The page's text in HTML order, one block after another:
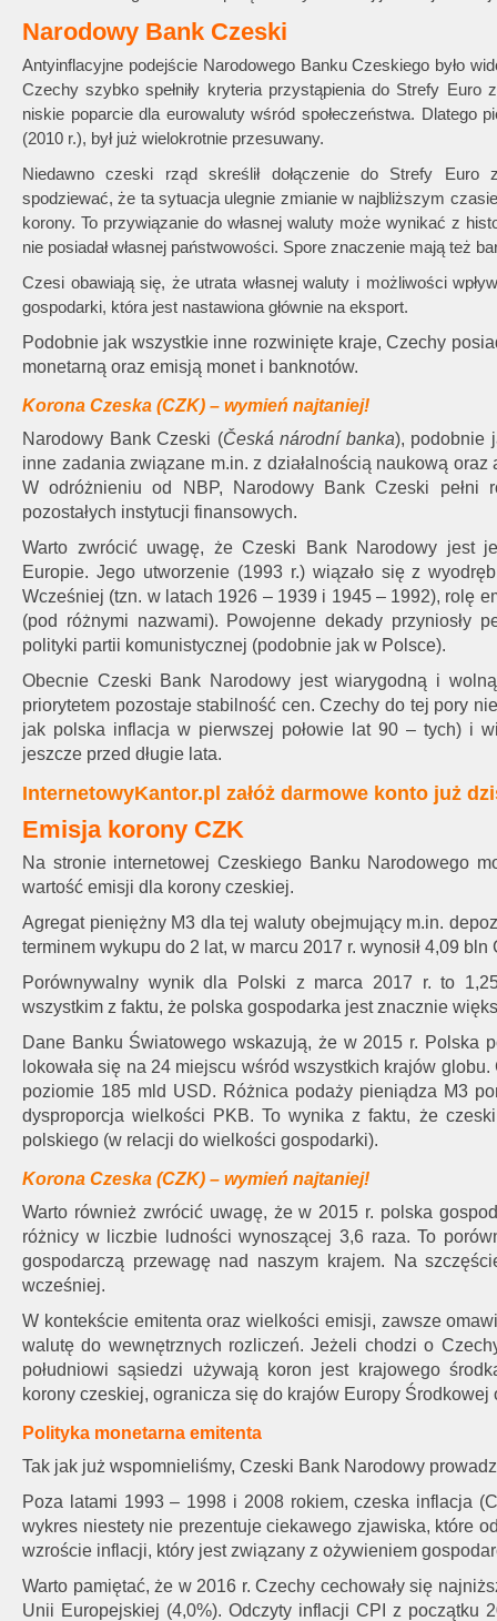
Narodowy Bank Czeski
Antyinflacyjne podejście Narodowego Banku Czeskiego było
Czechy szybko spełniły kryteria przystąpienia do Strefy Euro
niskie poparcie dla eurowaluty wśród społeczeństwa. Dlatego
(2010 r.), był już wielokrotnie przesuwany.
Niedawno czeski rząd skreślił dołączenie do Strefy Euro
spodziewać, że ta sytuacja ulegnie zmianie w najbliższym
korony. To przywiązanie do własnej waluty może wynikać z
nie posiadał własnej państwowości. Spore znaczenie mają też
Czesi obawiają się, że utrata własnej waluty i możliwości
gospodarki, która jest nastawiona głównie na eksport.
Podobnie jak wszystkie inne rozwinięte kraje, Czechy
monetarną oraz emisją monet i banknotów.
Korona Czeska (CZK) – wymień najtaniej!
Narodowy Bank Czeski (Česká národní banka), podobnie
inne zadania związane m.in. z działalnością naukową
W odróżnieniuod NBP, Narodowy Bank Czeski pełni
pozostałych instytucji finansowych.
Warto zwrócić uwagę, że Czeski Bank Narodowy jest
Europie. Jego utworzenie (1993 r.) wiązało się z
Wcześniej (tzn. w latach 1926 – 1939 i 1945 – 1992), rolę
(pod różnymi nazwami). Powojenne dekady przyniosły
polityki partii komunistycznej (podobnie jak w Polsce).
Obecnie Czeski Bank Narodowy jest wiarygodną i
priorytetem pozostaje stabilność cen. Czechy do tej pory
jak polska inflacja w pierwszej połowie lat 90 – tych) i
jeszcze przed długie lata.
InternetowyKantor.pl załóż darmowe konto już
Emisja korony CZK
Na stronie internetowej Czeskiego Banku Narodowego
wartość emisji dla korony czeskiej.
Agregat pieniężny M3 dla tej waluty obejmujący m.in.
terminem wykupu do 2 lat, w marcu 2017 r. wynosił 4,09 bln
Porównywalny wynik dla Polski z marca 2017 r. to
wszystkim z faktu, że polska gospodarka jest znacznie
Dane Banku Światowego wskazują, że w 2015 r. Polska
lokowała się na 24 miejscu wśród wszystkich krajów
poziomie 185 mld USD. Różnica podaży pieniądza M3
dysproporcja wielkości PKB. To wynika z faktu, że
polskiego (w relacji do wielkości gospodarki).
Korona Czeska (CZK) – wymień najtaniej!
Warto również zwrócić uwagę, że w 2015 r. polska
różnicy w liczbie ludności wynoszącej 3,6 raza. To
gospodarczą przewagę nad naszym krajem. Na
wcześniej.
W kontekście emitenta oraz wielkości emisji, zawsze
walutę do wewnętrznych rozliczeń. Jeżeli chodzi o
południowi sąsiedzi używają koron jest krajowego
korony czeskiej, ogranicza się do krajów Europy Środkowej
Polityka monetarna emitenta
Tak jak już wspomnieliśmy, Czeski Bank Narodowy
Poza latami 1993 – 1998 i 2008 rokiem, czeska inflacja
wykres niestety nie prezentuje ciekawego zjawiska, które
wzroście inflacji, który jest związany z ożywieniem
Warto pamiętać, że w 2016 r. Czechy cechowały się
Unii Europejskiej (4,0%). Odczyty inflacji CPI z początku